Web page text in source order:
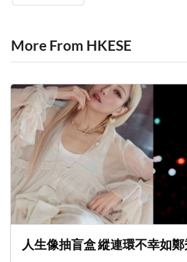
More From HKESE
人生像抽盲盒 縱連環不幸如